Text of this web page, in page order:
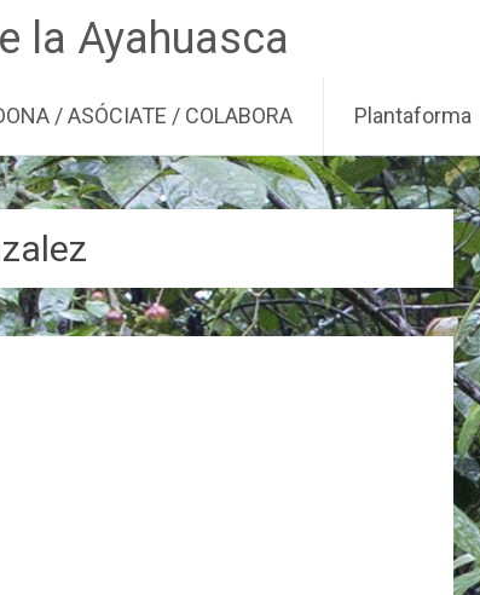
la Ayahuasca
/ ASÓCIATE / COLABORA Plantaforma